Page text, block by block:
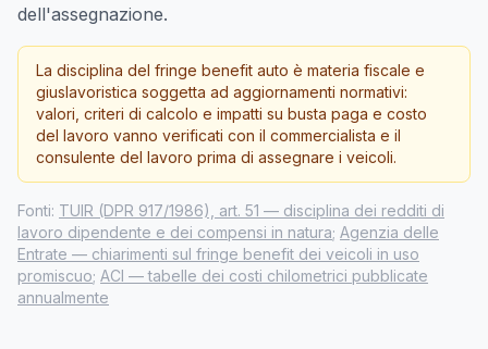
dell'assegnazione.
La disciplina del fringe benefit auto è materia fiscale e
giuslavoristica soggetta ad aggiornamenti normativi:
valori, criteri di calcolo e impatti su busta paga e costo
del lavoro vanno verificati con il commercialista e il
consulente del lavoro prima di assegnare i veicoli.
Fonti: TUIR (DPR 917/1986), art. 51 — disciplina dei redditi di
lavoro dipendente e dei compensi in natura; Agenzia delle
Entrate — chiarimenti sul fringe benefit dei veicoli in uso
promiscuo; ACI — tabelle dei costi chilometrici pubblicate
annualmente